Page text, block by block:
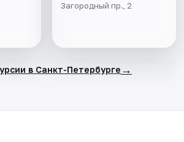
Загородный пр., 2
в Санкт-Петербурге →